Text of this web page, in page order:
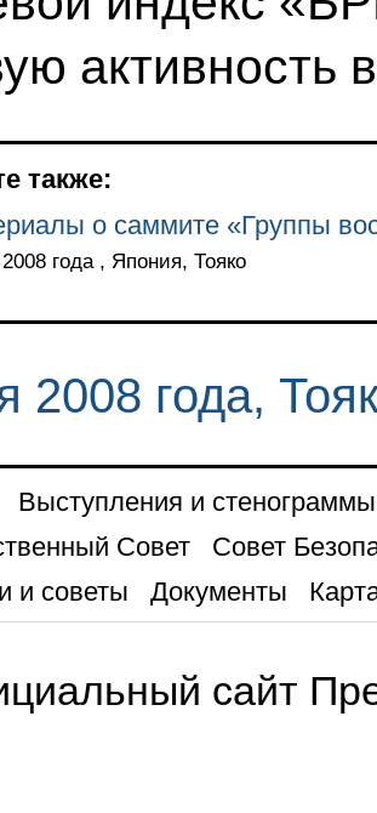
активность
также:
о саммите «Группы
года , Япония, Тояко
2008 года,
Выступления и стенограммы
Совет
Совет
и советы
Документы
сайт